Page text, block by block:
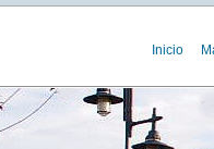
Inicio